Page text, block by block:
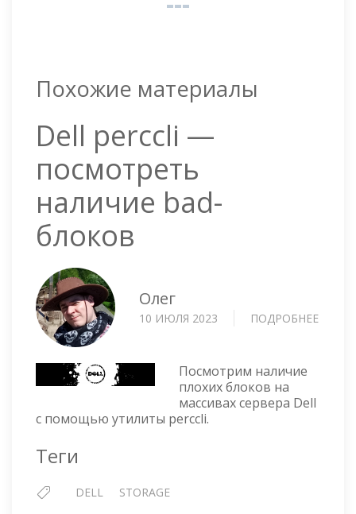
Похожие материалы
Dell perccli —
посмотреть
наличие bad-
блоков
Олег
10 ИЮЛЯ 2023 ПОДРОБНЕЕ
Посмотрим наличие
плохих блоков на
массивах сервера Dell
с помощью утилиты perccli.
Теги
DELL STORAGE